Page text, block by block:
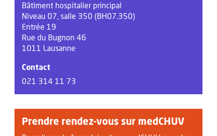
Bâtiment hospitalier principal
Niveau 07, salle 350 (BH07.350)
Entrée 19
Rue du Bugnon 46
1011 Lausanne
Contact
021 314 11 73
Prendre rendez-vous sur medCHUV